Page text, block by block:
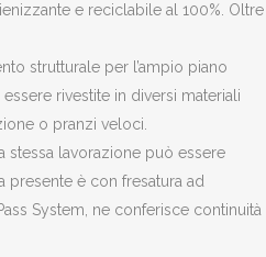
e reciclabile al 100%. Oltre
strutturale per l’ampio piano
rivestite in diversi materiali
o pranzi veloci.
stessa lavorazione può essere
presente è con fresatura ad
System, ne conferisce continuità